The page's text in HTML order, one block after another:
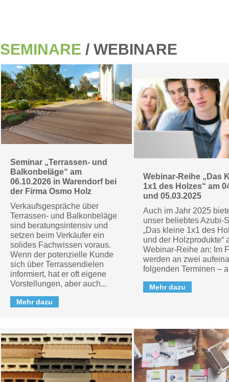
SEMINARE / WEBINARE
Seminar „Terrassen- und
Balkonbeläge“ am
06.10.2026 in Warendorf bei
der Firma Osmo Holz
Verkaufsgespräche über
Terrassen- und Balkonbeläge
sind beratungsintensiv und
setzen beim Verkäufer ein
solides Fachwissen voraus.
Wenn der potenzielle Kunde
sich über Terrassendielen
informiert, hat er oft eigene
Vorstellungen, aber auch...
Mehr dazu
Webinar-Reihe „Das
1x1 des Holzes“ am
und 05.03.2025
Auch im Jahr 2025
unser beliebtes Azubi-
„Das kleine 1x1 des
und der Holzprodukte“
Webinar-Reihe an: Im
werden an zwei
folgenden Terminen –
Mehr dazu